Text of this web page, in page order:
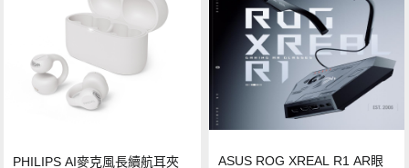
PHILIPS AI麥克風長續航耳夾 ASUS ROG XREAL R1 AR眼